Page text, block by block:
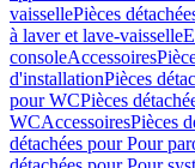
vaissellePièces
à laver et lave-vaisselle
consoleAccessoires
d'installationPièces
pour WCPièces
WCAccessoiresPièces
détachées pour Pour